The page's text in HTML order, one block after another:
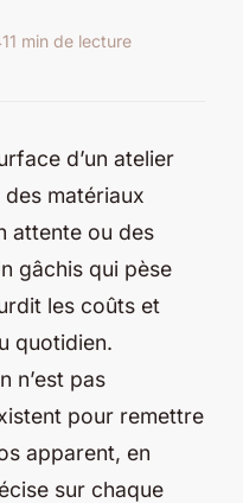
11 min de lecture
d’un atelier
matériaux
attente ou des
gâchis qui pèse
les coûts et
quotidien.
n’est pas
pour remettre
apparent, en
sur chaque